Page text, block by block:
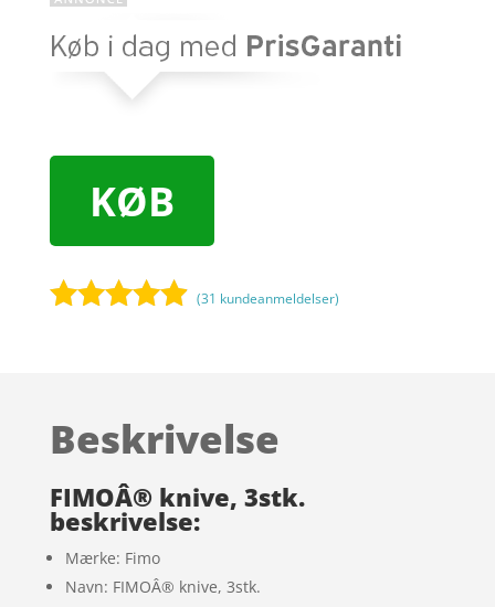
KØB
kundebedø
(31 kundeanmeldelser)
Beskrivelse
FIMOÂ® knive, 3stk.
beskrivelse:
Mærke: Fimo
Navn: FIMOÂ® knive, 3stk.